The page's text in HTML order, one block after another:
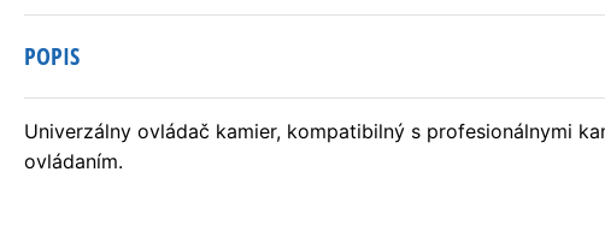
POPIS
Univerzálny ovládač kamier, kompatibilný s profesionálnymi
ovládaním.